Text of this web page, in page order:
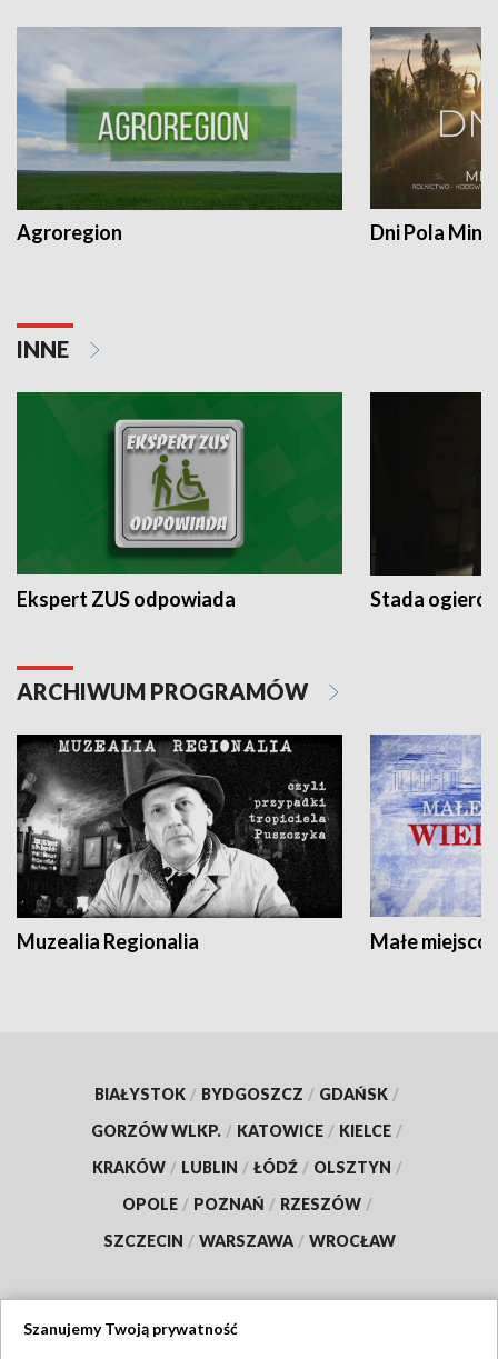
Agroregion Dni Pola
INNE
Ekspert ZUS odpowiada Stada
ARCHIWUM PROGRAMÓW
Muzealia Regionalia Małe
BIAŁYSTOK / BYDGOSZCZ / GDAŃSK /
GORZÓW WLKP. / KATOWICE / KIELCE /
KRAKÓW / LUBLIN / ŁÓDŹ / OLSZTYN /
OPOLE / POZNAŃ / RZESZÓW /
SZCZECIN / WARSZAWA / WROCŁAW
Szanujemy Twoją prywatność